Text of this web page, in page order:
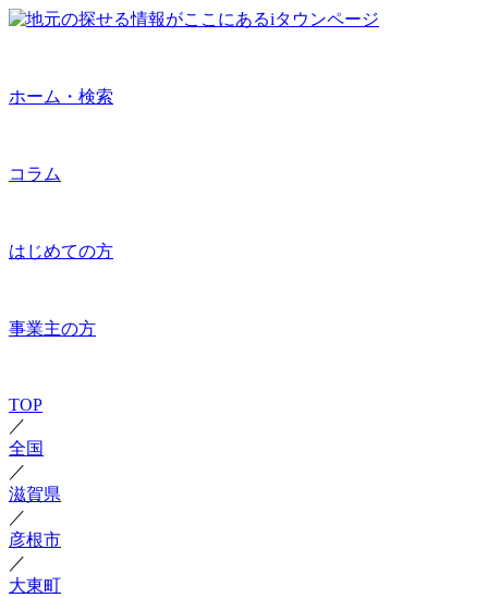
ホーム・検索
コラム
はじめての方
事業主の方
TOP
／
全国
／
滋賀県
／
彦根市
／
大東町